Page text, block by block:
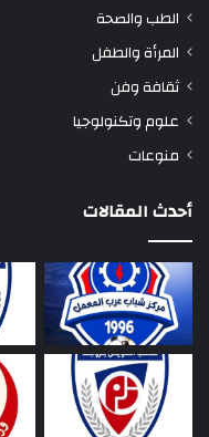
الطب والصحة
المرأة والطفل
ثقافة وفن
علوم وتكنولوجيا
منوعات
أحدث المقالات